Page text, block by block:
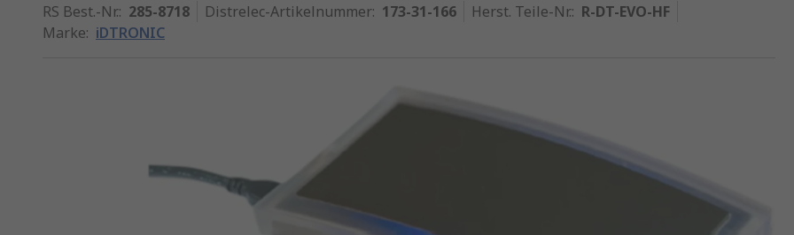
RS Best.-Nr.: 285-8718 Distrelec-Artikelnummer: 173-31-166 Herst. Teile-Nr.: R-DT-EVO-HF
Marke: iDTRONIC